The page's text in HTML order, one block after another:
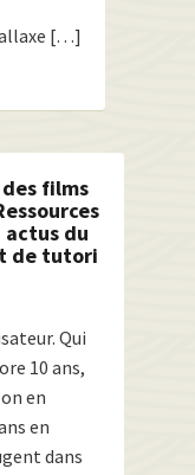
[…]
films
du
de tutori
Qui
10 ans,
en
en
dans